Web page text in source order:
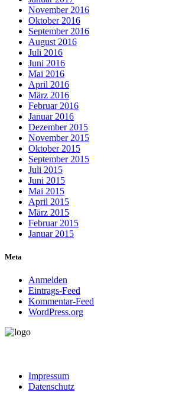
November 2016
Oktober 2016
September 2016
August 2016
Juli 2016
Juni 2016
Mai 2016
April 2016
März 2016
Februar 2016
Januar 2016
Dezember 2015
November 2015
Oktober 2015
September 2015
Juli 2015
Juni 2015
Mai 2015
April 2015
März 2015
Februar 2015
Januar 2015
Meta
Anmelden
Eintrags-Feed
Kommentar-Feed
WordPress.org
Impressum
Datenschutz